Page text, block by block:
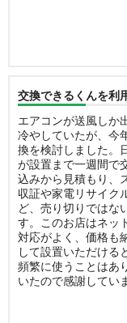
交換できるくんを
エアコンが送風しか
冷やしていたが、今
換を検討しました。
が設置まで一週間で
込みから見積もり、
収証や家電リサイク
ど、売り切りではな
す。このお店はネッ
対応がよく、価格も
して設置いただける
頻繁に使うことはあ
いたので感謝してい